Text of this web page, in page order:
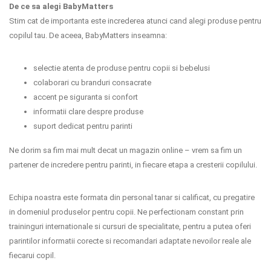
De ce sa alegi BabyMatters
Stim cat de importanta este increderea atunci cand alegi produse pentru
copilul tau. De aceea, BabyMatters inseamna:
selectie atenta de produse pentru copii si bebelusi
colaborari cu branduri consacrate
accent pe siguranta si confort
informatii clare despre produse
suport dedicat pentru parinti
Ne dorim sa fim mai mult decat un magazin online – vrem sa fim un
partener de incredere pentru parinti, in fiecare etapa a cresterii copilului.
Echipa noastra este formata din personal tanar si calificat, cu pregatire
in domeniul produselor pentru copii. Ne perfectionam constant prin
traininguri internationale si cursuri de specialitate, pentru a putea oferi
parintilor informatii corecte si recomandari adaptate nevoilor reale ale
fiecarui copil.